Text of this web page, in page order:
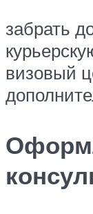
забрать
визовый